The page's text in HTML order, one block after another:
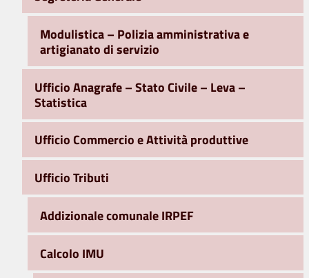
Modulistica – Polizia amministrativa e
artigianato di servizio
Ufficio Anagrafe – Stato Civile – Leva –
Statistica
Ufficio Commercio e Attività produttive
Ufficio Tributi
Addizionale comunale IRPEF
Calcolo IMU